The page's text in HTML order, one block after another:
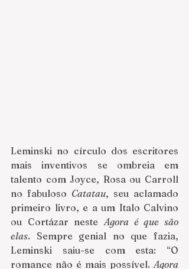
Leminski no círculo dos escritores
mais inventivos se ombreia em
talento com Joyce, Rosa ou Carroll
no fabuloso Catatau, seu aclamado
primeiro livro, e a um Italo Calvino
ou Cortázar neste Agora é que são
elas. Sempre genial no que fazia,
Leminski saiu-se com esta: “O
romance não é mais possível. Agora